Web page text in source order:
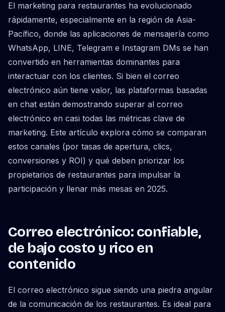
El marketing para restaurantes ha evolucionado
rápidamente, especialmente en la región de Asia-
Pacífico, donde las aplicaciones de mensajería como
WhatsApp, LINE, Telegram e Instagram DMs se han
convertido en herramientas dominantes para
interactuar con los clientes. Si bien el correo
electrónico aún tiene valor, las plataformas basadas
en chat están demostrando superar al correo
electrónico en casi todas las métricas clave de
marketing. Este artículo explora cómo se comparan
estos canales (por tasas de apertura, clics,
conversiones y ROI) y qué deben priorizar los
propietarios de restaurantes para impulsar la
participación y llenar más mesas en 2025.
Correo electrónico: confiable,
de bajo costo y rico en
contenido
El correo electrónico sigue siendo una piedra angular
de la comunicación de los restaurantes. Es ideal para